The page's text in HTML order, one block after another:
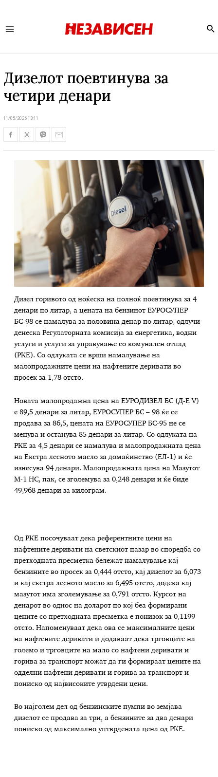
Дизелот поевтинува за
четири денари
11/05/2026 13:11
Дизел горивото од ноќеска на полноќ поевтинува за 4
денари по литар, а цената на бензинот ЕУРОСУПЕР
БС-98 се намалува за половина денар по литар, одлучи
денеска Регулаторната комисија за енергетика, водни
услуги и услуги за управување со комунален отпад
(РКЕ). Со одлуката се врши намалување на
малопродажните цени на нафтените деривати во
просек за 1,78 отсто.
Новата малопродажна цена на ЕУРОДИЗЕЛ БС (Д-Е V)
е 89,5 денари за литар, ЕУРОСУПЕР БС – 98 ќе се
продава за 86,5, цената на ЕУРОСУПЕР БС-95 не се
менува и останува 85 денари за литар. Со одлуката на
РКЕ за 4,5 денари се намалува и малопродажната цена
на Екстра лесното масло за домаќинство (ЕЛ-1) и ќе
изнесува 94 денари. Малопродажната цена на Мазутот
М-1 НС, пак, се зголемува за 0,248 денари и ќе биде
49,968 денари за килограм.
Од РКЕ посочуваат дека референтните цени на
нафтените деривати на светскиот пазар во споредба со
претходната пресметка бележат намалување кај
бензините во просек за 0,444 отсто, кај дизелот за 6,073
и кај екстра лесното масло за 6,495 отсто, додека кај
мазутот има зголемување за 0,791 отсто. Курсот на
денарот во однос на доларот по кој беа формирани
цените со претходната пресметка е понизок за 0,1199
отсто. Напоменуваат дека ова се максималните цени
на нафтените деривати и додаваат дека трговците на
големо и трговците на мало со нафтени деривати и
горива за транспорт можат да ги формираат цените на
одделни нафтени деривати и горива за транспорт и
пониско од највисоките утврдени цени.
Во најголем дел од бензинските пумпи во земјава
дизелот се продава за три, а бензините за два денари
пониско од максимално уптврдената цена од РКЕ.